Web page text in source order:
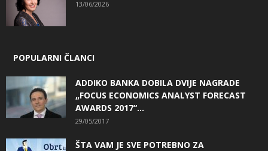
13/06/2026
POPULARNI ČLANCI
ADDIKO BANKA DOBILA DVIJE NAGRADE
„FOCUS ECONOMICS ANALYST FORECAST
AWARDS 2017“...
29/05/2017
ŠTA VAM JE SVE POTREBNO ZA